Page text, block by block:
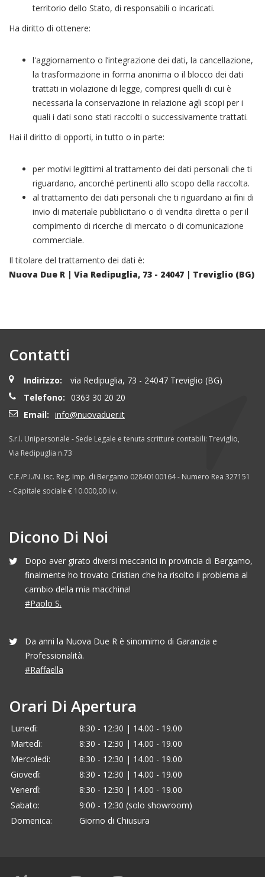
territorio dello Stato, di responsabili o incaricati.
Ha diritto di ottenere:
l'aggiornamento o l’integrazione dei dati, la cancellazione,
la trasformazione in forma anonima o il blocco dei dati
trattati in violazione di legge, compresi quelli di cui è
necessaria la conservazione in relazione agli scopi per i
quali i dati sono stati raccolti o successivamente trattati.
Hai il diritto di opporti, in tutto o in parte:
per motivi legittimi al trattamento dei dati personali che ti
riguardano, ancorché pertinenti allo scopo della raccolta.
al trattamento dei dati personali che ti riguardano ai fini di
invio di materiale pubblicitario o di vendita diretta o per il
compimento di ricerche di mercato o di comunicazione
commerciale.
Il titolare del trattamento dei dati è:
Nuova Due R | Via Redipuglia, 73 - 24047 | Treviglio (BG)
Contatti
Indirizzo:
via Redipuglia, 73 - 24047 Treviglio (BG)
Telefono: 0363 30 20 20
Email: info@nuovaduer.it
S.r.l. Unipersonale - Sede Legale e tenuta scritture contabili: Treviglio,
Via Redipuglia n.73
C.F./P.I./N. Isc. Reg. Imp. di Bergamo 02840100164 - Numero Rea 327151
- Capitale sociale € 10.000,00 i.v.
Dicono Di Noi
Dopo aver girato diversi meccanici in provincia di Bergamo,
finalmente ho trovato Cristian che ha risolto il problema al
cambio della mia macchina!
#Paolo S.
Da anni la Nuova Due R è sinomimo di Garanzia e
Professionalità.
#Raffaella
Orari Di Apertura
Lunedì:
8:30 - 12:30 | 14.00 - 19.00
Martedì:
8:30 - 12:30 | 14.00 - 19.00
Mercoledì:
8:30 - 12:30 | 14.00 - 19.00
Giovedì:
8:30 - 12:30 | 14.00 - 19.00
Venerdì:
8:30 - 12:30 | 14.00 - 19.00
Sabato:
9:00 - 12:30 (solo showroom)
Domenica:
Giorno di Chiusura